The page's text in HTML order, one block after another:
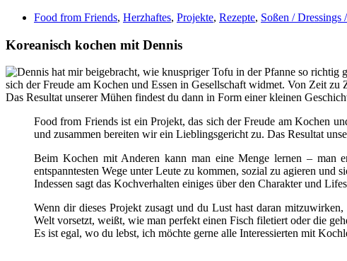
Food from Friends, Herzhaftes, Projekte, Rezepte, Soßen / Dressings
Koreanisch kochen mit Dennis
Food from Friends ist ein Projekt, das sich der Freude am Kochen
und zusammen bereiten wir ein Lieblingsgericht zu. Das Resultat
Beim Kochen mit Anderen kann man eine Menge lernen – man
entspanntesten Wege unter Leute zu kommen, sozial zu agieren
Indessen sagt das Kochverhalten einiges über den Charakter und
Wenn dir dieses Projekt zusagt und du Lust hast daran
Welt vorsetzt, weißt, wie man perfekt einen Fisch filetiert oder die
Es ist egal, wo du lebst, ich möchte gerne alle Interessierten mit